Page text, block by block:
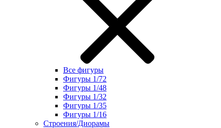
Все фигуры
Фигуры 1/72
Фигуры 1/48
Фигуры 1/32
Фигуры 1/35
Фигуры 1/16
Строения/Диорамы